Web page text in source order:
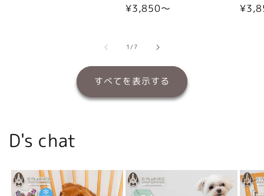
通
格
¥3,850〜
通
1/の
7
すべてを表示する
D's chat